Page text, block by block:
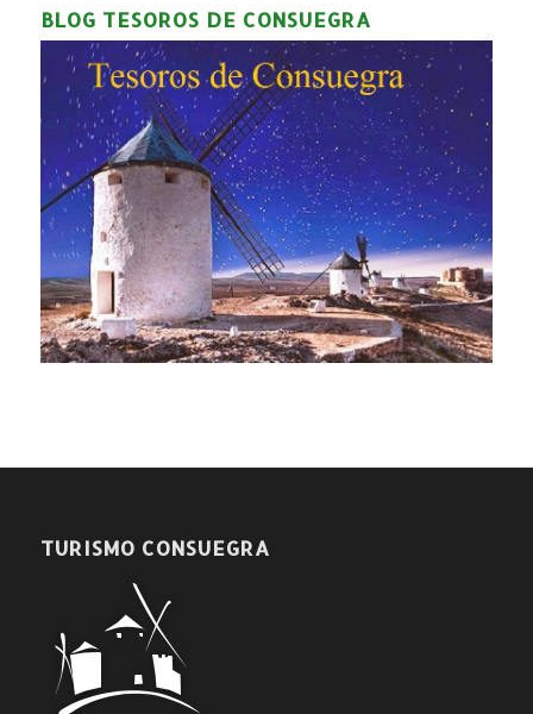
BLOG TESOROS DE CONSUEGRA
TURISMO CONSUEGRA